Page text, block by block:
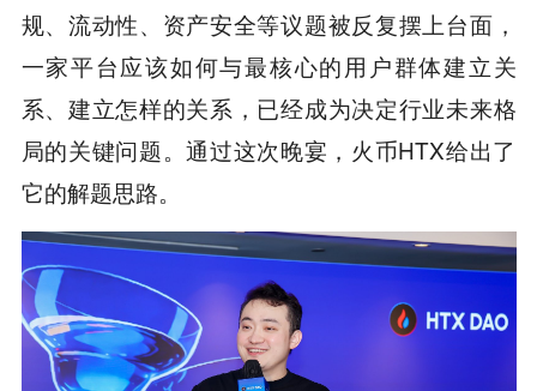
规、流动性、资产安全等议题被反复摆上台面，
一家平台应该如何与最核心的用户群体建立关
系、建立怎样的关系，已经成为决定行业未来格
局的关键问题。通过这次晚宴，火币HTX给出了
它的解题思路。